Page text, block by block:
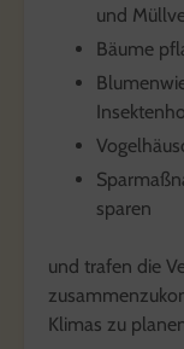
und
Bäume
sparen
und trafen die
Klimas zu